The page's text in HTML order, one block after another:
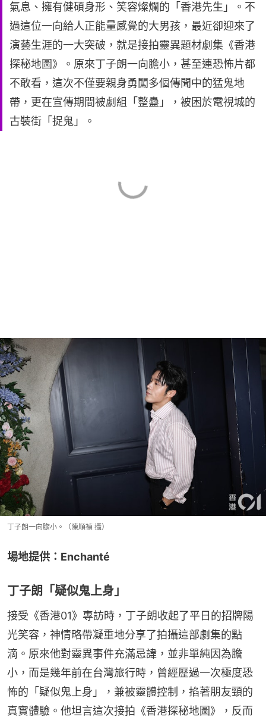
氣息、擁有健碩身形、笑容燦爛的「香港先生」。不
過這位一向給人正能量感覺的大男孩，最近卻迎來了
演藝生涯的一大突破，就是接拍靈異題材劇集《香港
探秘地圖》。原來丁子朗一向膽小，甚至連恐怖片都
不敢看，這次不僅要親身勇闖多個傳聞中的猛鬼地
帶，更在宣傳期間被劇組「整蠱」，被困於電視城的
古裝街「捉鬼」。
丁子朗一向膽小。（陳順禎 攝）
場地提供：Enchanté
丁子朗「疑似鬼上身」
接受《香港01》專訪時，丁子朗收起了平日的招牌陽
光笑容，神情略帶凝重地分享了拍攝這部劇集的點
滴。原來他對靈異事件充滿忌諱，並非單純因為膽
小，而是幾年前在台灣旅行時，曾經歷過一次極度恐
怖的「疑似鬼上身」，兼被靈體控制，掐著朋友頸的
真實體驗。他坦言這次接拍《香港探秘地圖》，反而